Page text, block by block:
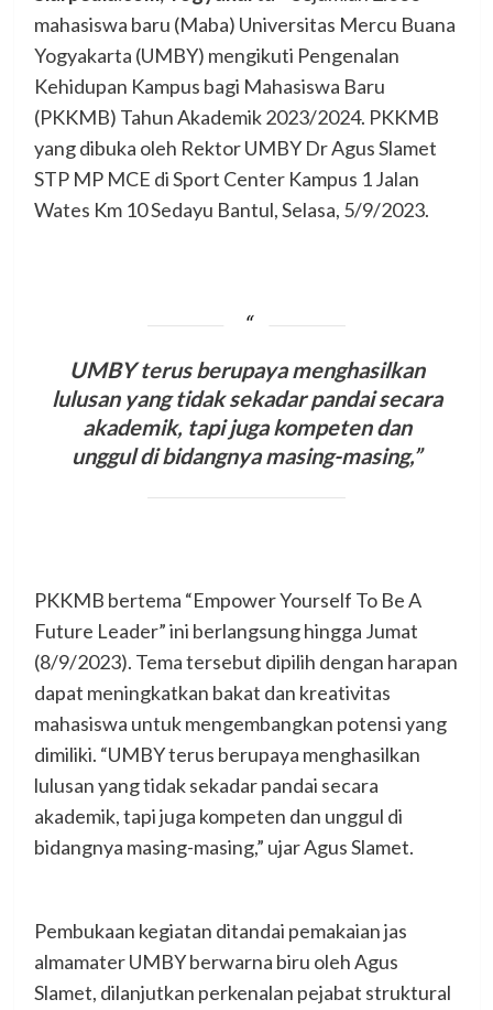
mahasiswa baru (Maba) Universitas Mercu Buana
Yogyakarta (UMBY) mengikuti Pengenalan
Kehidupan Kampus bagi Mahasiswa Baru
(PKKMB) Tahun Akademik 2023/2024. PKKMB
yang dibuka oleh Rektor UMBY Dr Agus Slamet
STP MP MCE di Sport Center Kampus 1 Jalan
Wates Km 10 Sedayu Bantul, Selasa, 5/9/2023.
UMBY terus berupaya menghasilkan
lulusan yang tidak sekadar pandai secara
akademik, tapi juga kompeten dan
unggul di bidangnya masing-masing,”
PKKMB bertema “Empower Yourself To Be A
Future Leader” ini berlangsung hingga Jumat
(8/9/2023). Tema tersebut dipilih dengan harapan
dapat meningkatkan bakat dan kreativitas
mahasiswa untuk mengembangkan potensi yang
dimiliki. “UMBY terus berupaya menghasilkan
lulusan yang tidak sekadar pandai secara
akademik, tapi juga kompeten dan unggul di
bidangnya masing-masing,” ujar Agus Slamet.
Pembukaan kegiatan ditandai pemakaian jas
almamater UMBY berwarna biru oleh Agus
Slamet, dilanjutkan perkenalan pejabat struktural